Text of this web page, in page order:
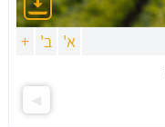
א' ב' +